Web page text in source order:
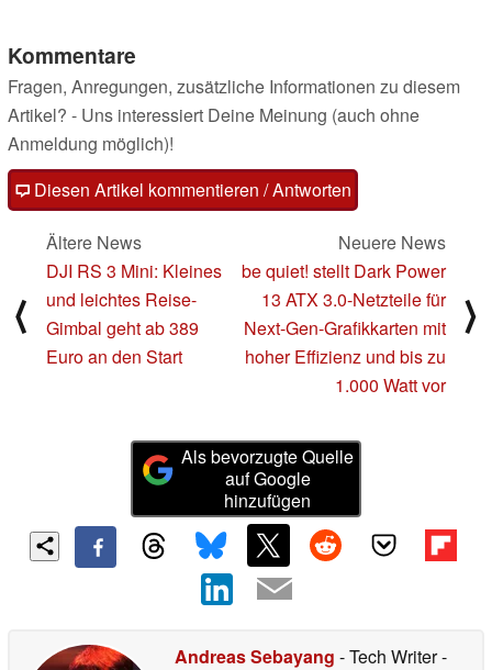
Kommentare
Fragen, Anregungen, zusätzliche Informationen zu diesem
Artikel? - Uns interessiert Deine Meinung (auch ohne
Anmeldung möglich)!
Diesen Artikel kommentieren / Antworten
⟨
Ältere News
DJI ‎RS ‎3 Mini: Kleines
und leichtes Reise-
Gimbal geht ab 389
Euro an den Start
Neuere News
be quiet! stellt Dark Power
13 ATX 3.0-Netzteile für
Next-Gen-Grafikkarten mit
hoher Effizienz und bis zu
1.000 Watt vor
⟩
Als bevorzugte Quelle
auf Google
hinzufügen
Andreas Sebayang - Tech Writer-